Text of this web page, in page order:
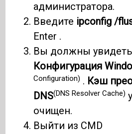
администратора.
Введите ipconfig /
Enter .
Вы должны
Конфигурация
Configuration) . Кэш
DNS(DNS Resolver Cache)
очищен.
Выйти из CMD